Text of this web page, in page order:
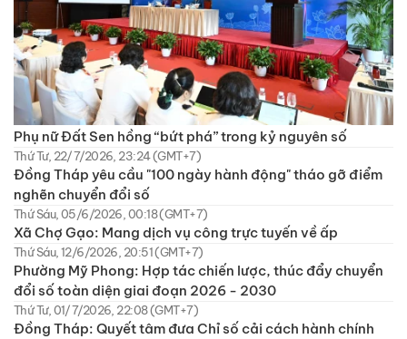
Phụ nữ Đất Sen hồng “bứt phá” trong kỷ nguyên số
Thứ Tư, 22/7/2026, 23:24 (GMT+7)
Đồng Tháp yêu cầu "100 ngày hành động" tháo gỡ điểm
nghẽn chuyển đổi số
Thứ Sáu, 05/6/2026, 00:18 (GMT+7)
Xã Chợ Gạo: Mang dịch vụ công trực tuyến về ấp
Thứ Sáu, 12/6/2026, 20:51 (GMT+7)
Phường Mỹ Phong: Hợp tác chiến lược, thúc đẩy chuyển
đổi số toàn diện giai đoạn 2026 - 2030
Thứ Tư, 01/7/2026, 22:08 (GMT+7)
Đồng Tháp: Quyết tâm đưa Chỉ số cải cách hành chính